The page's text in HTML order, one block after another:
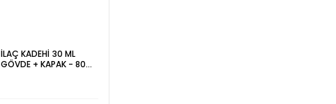
İLAÇ KADEHİ 30 ML
GÖVDE + KAPAK - 80